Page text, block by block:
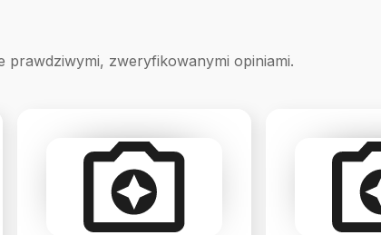
zweryfikowanymi opiniami.